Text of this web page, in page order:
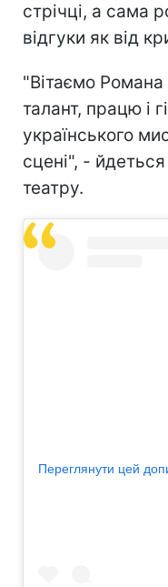
стрічці, а сама
відгуки як від
"Вітаємо
талант, працю і
українського
сцені", - йдеться
театру.
Переглянути цей